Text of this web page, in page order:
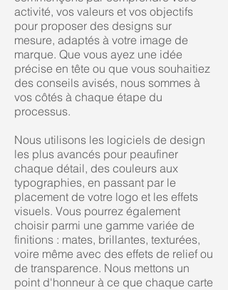
activité, vos valeurs et vos objectifs
pour proposer des designs sur
mesure, adaptés à votre image de
marque. Que vous ayez une idée
précise en tête ou que vous souhaitiez
des conseils avisés, nous sommes à
vos côtés à chaque étape du
processus.
Nous utilisons les logiciels de design
les plus avancés pour peaufiner
chaque détail, des couleurs aux
typographies, en passant par le
placement de votre logo et les effets
visuels. Vous pourrez également
choisir parmi une gamme variée de
finitions : mates, brillantes, texturées,
voire même avec des effets de relief ou
de transparence. Nous mettons un
point d'honneur à ce que chaque carte